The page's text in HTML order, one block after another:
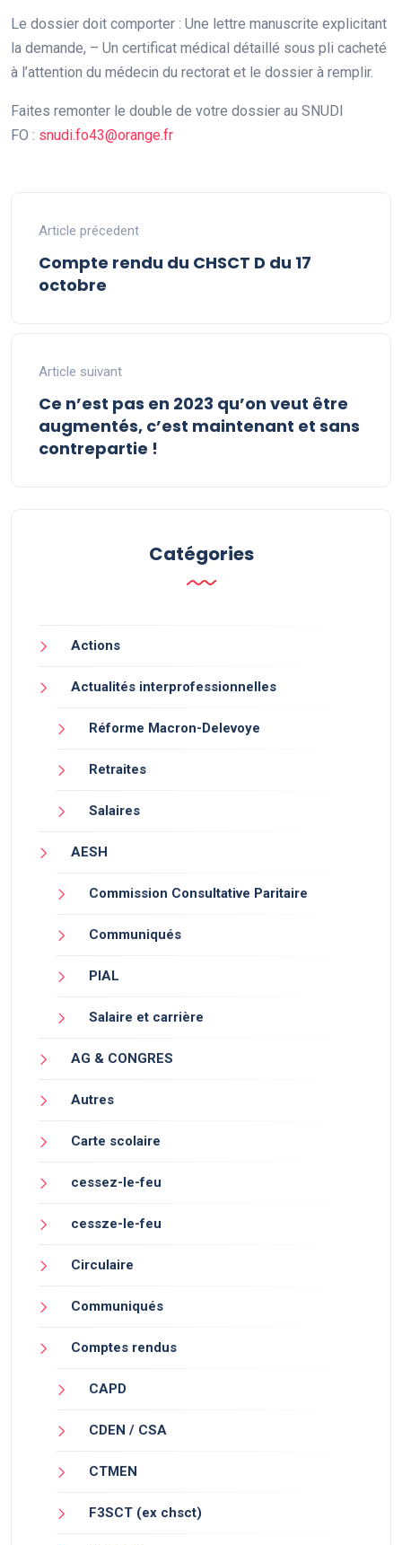
Le dossier doit comporter : Une lettre manuscrite explicitant
la demande, – Un certificat médical détaillé sous pli cacheté
à l’attention du médecin du rectorat et le dossier à remplir.
Faites remonter le double de votre dossier au SNUDI
FO : snudi.fo43@orange.fr
Article précedent
Compte rendu du CHSCT D du 17
octobre
Article suivant
Ce n’est pas en 2023 qu’on veut être
augmentés, c’est maintenant et sans
contrepartie !
Catégories
Actions
Actualités interprofessionnelles
Réforme Macron-Delevoye
Retraites
Salaires
AESH
Commission Consultative Paritaire
Communiqués
PIAL
Salaire et carrière
AG & CONGRES
Autres
Carte scolaire
cessez-le-feu
cessze-le-feu
Circulaire
Communiqués
Comptes rendus
CAPD
CDEN / CSA
CTMEN
F3SCT (ex chsct)